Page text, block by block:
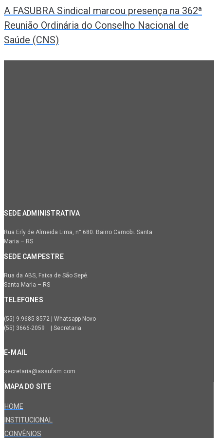
A FASUBRA Sindical marcou presença na 362ª
Reunião Ordinária do Conselho Nacional de
Saúde (CNS)
SEDE ADMINISTRATIVA
Rua Erly de Almeida Lima, n° 680. Bairro Camobi. Santa
Maria – RS
SEDE CAMPESTRE
Rua da ABS, Faixa de São Sepé.
Santa Maria – RS
TELEFONES
(55) 9.9685-8572 | Whatsapp Novo
(55) 3666-2059 | Secretaria
E-MAIL
secretaria@assufsm.com
MAPA DO SITE
HOME
INSTITUCIONAL
CONVÊNIOS